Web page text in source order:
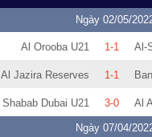
Ngày 02/05/
Al Orooba U21 1-1 Al-
Al Jazira Reserves 1-1
Shabab Dubai U21 3-0
Ngày 07/04/